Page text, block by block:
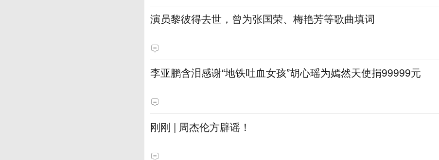
演员黎彼得去世，曾为张国荣、梅艳芳等歌曲填词
李亚鹏含泪感谢“地铁吐血女孩”胡心瑶为嫣然天使捐99999元
刚刚 | 周杰伦方辟谣！